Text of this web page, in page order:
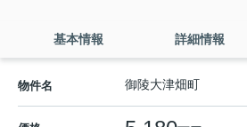
基本情報 詳細情報
物件名 御陵大津畑町